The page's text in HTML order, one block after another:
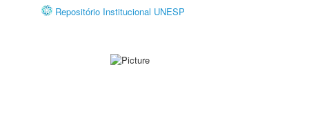
Repositório Institucional UNESP